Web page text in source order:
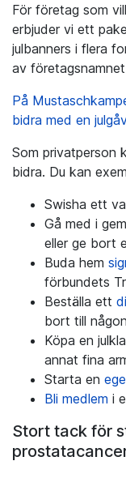
För företag som
erbjuder vi ett
julbanners i flera
av
På
bidra med en
Som privatperson
bidra. Du kan
Swisha ett
Gå med i
eller ge bort
Buda hem
förbundets
Beställa ett
bort till
Köpa en
annat fina
Starta en
Bli medlem i
Stort tack för